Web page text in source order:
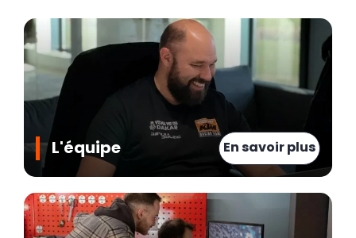
L'équipe En savoir plus